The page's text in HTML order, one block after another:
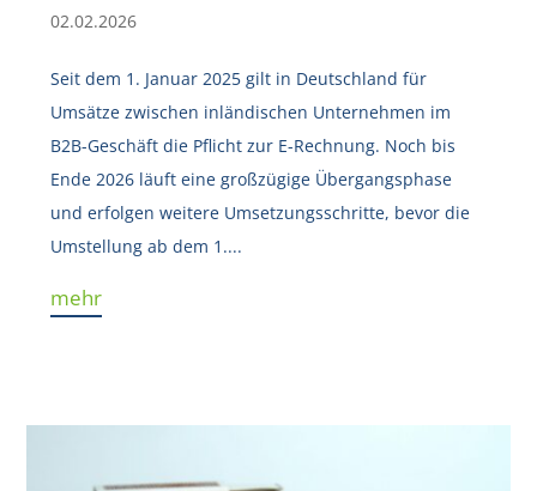
02.02.2026
Seit dem 1. Januar 2025 gilt in Deutschland für
Umsätze zwischen inländischen Unternehmen im
B2B-Geschäft die Pflicht zur E-Rechnung. Noch bis
Ende 2026 läuft eine großzügige Übergangsphase
und erfolgen weitere Umsetzungsschritte, bevor die
Umstellung ab dem 1....
mehr